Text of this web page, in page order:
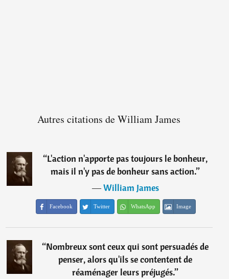
Autres citations de William James
“L'action n'apporte pas toujours le bonheur,
mais il n'y pas de bonheur sans action.”
―William James
Facebook Twitter WhatsApp Image
“Nombreux sont ceux qui sont persuadés de
penser, alors qu'ils se contentent de
réaménager leurs préjugés.”